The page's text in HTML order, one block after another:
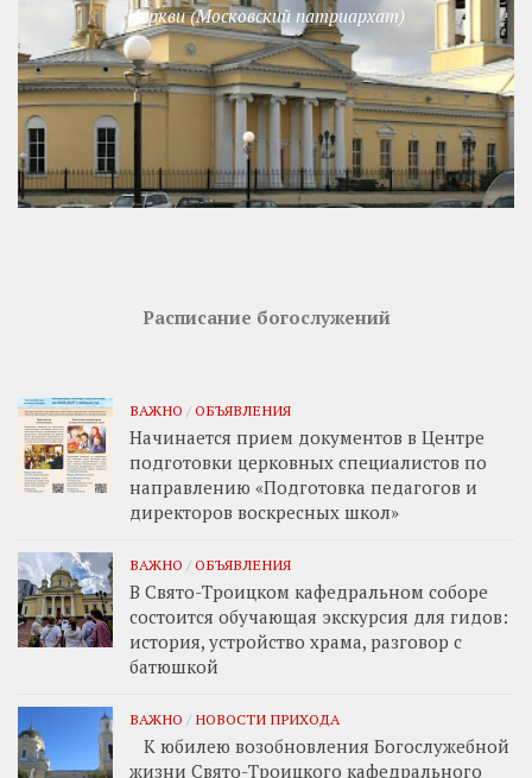
Церкви (Московский патриархат)
Расписание богослужений
ВАЖНО / ОБЪЯВЛЕНИЯ
Начинается прием документов в Центре
подготовки церковных специалистов по
направлению «Подготовка педагогов и
директоров воскресных школ»
ВАЖНО / ОБЪЯВЛЕНИЯ
В Свято-Троицком кафедральном соборе
состоится обучающая экскурсия для гидов:
история, устройство храма, разговор с
батюшкой
ВАЖНО / НОВОСТИ ПРИХОДА
К юбилею возобновления Богослужебной
жизни Свято-Троицкого кафедрального